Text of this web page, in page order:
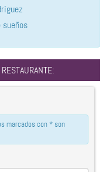
marcados con * son